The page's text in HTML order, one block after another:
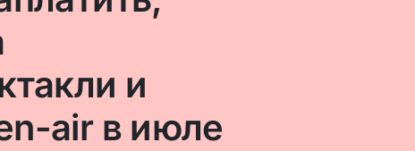
и
air в июле